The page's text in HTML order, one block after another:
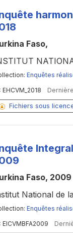
Faso,
Enquêtes
EHCVM_2018
Fichiers sous
Faso, 2009
National de
Enquêtes
EICVMBFA2009